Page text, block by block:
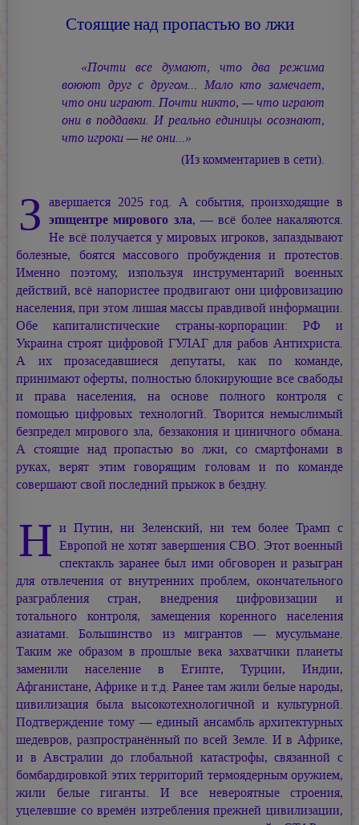
Стоящие над пропастью во лжи
«Почти все думают, что два режима
воюют друг с другом... Мало кто замечает,
что они играют. Почти никто, — что играют
они в поддавки. И реально единицы осознают,
что игроки — не они...»
(Из комментариев в сети).
З авершается 2025 год. А события, произходящие в
эпицентре мирового зла, — всё более накаляются.
Не всё получается у мировых игроков, запаздывают
болезные, боятся массового пробуждения и протестов.
Именно поэтому, изпользуя инструментарий военных
действий, всё напористее продвигают они цифровизацию
населения, при этом лишая массы правдивой информации.
Обе капиталистические страны-корпорации: РФ и
Украина строят цифровой ГУЛАГ для рабов Антихриста.
А их прозаседавшиеся депутаты, как по команде,
принимают оферты, полностью блокирующие все свабоды
и права населения, на основе полного контроля с
помощью цифровых технологий. Творится немыслимый
безпредел мирового зла, беззакония и циничного обмана.
А стоящие над пропастью во лжи, со смартфонами в
руках, верят этим говорящим головам и по команде
совершают свой последний прыжок в бездну.
Н и Путин, ни Зеленский, ни тем более Трамп с
Европой не хотят завершения СВО. Этот военный
спектакль заранее был ими обговорен и разыгран
для отвлечения от внутренних проблем, окончательного
разграбления стран, внедрения цифровизации и
тотального контроля, замещения коренного населения
азиатами. Большинство из мигрантов — мусульмане.
Таким же образом в прошлые века захватчики планеты
заменили население в Египте, Турции, Индии,
Афганистане, Африке и т.д. Ранее там жили белые народы,
цивилизация была высокотехнологичной и культурной.
Подтверждение тому — единый ансамбль архитектурных
шедевров, разпространённый по всей Земле. И в Африке,
и в Австралии до глобальной катастрофы, связанной с
бомбардировкой этих территорий термоядерным оружием,
жили белые гиганты. И все невероятные строения,
уцелевшие со времён изтребления прежней цивилизации,